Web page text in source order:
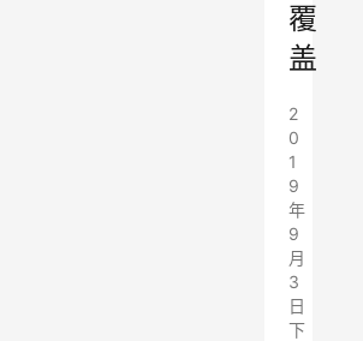
覆
盖
2
0
1
9
年
9
月
3
日
下